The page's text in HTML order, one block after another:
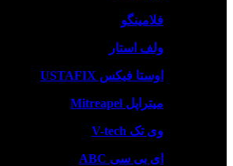
فلامینگو
ولف استار
اوستا فیکس USTAFIX
میتراپل Mitreapel
وی تک V-tech
ای بی سی ABC